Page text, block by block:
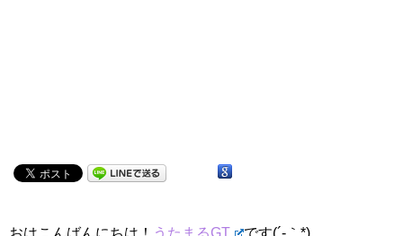
おはこんばんにちは！ うたまるGT です(´-｀*)